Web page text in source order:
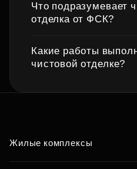
Что подразумевает
отделка от ФСК?
Какие работы
чистовой отделке?
Жилые комплексы